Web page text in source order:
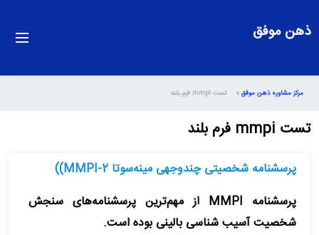
ذهن موفق
مرکز مشاوره ذهن موفق» تست mmpi فرم بلند
تست mmpi فرم بلند
پرسشنامه شخصیتی چندوجهی مینه‌سوتا MMPI-2))
پرسشنامه MMPI از مهم‌ترین پرسشنامه‌های سنجش
شخصیت آسیب شناسی بالینی بوده است.